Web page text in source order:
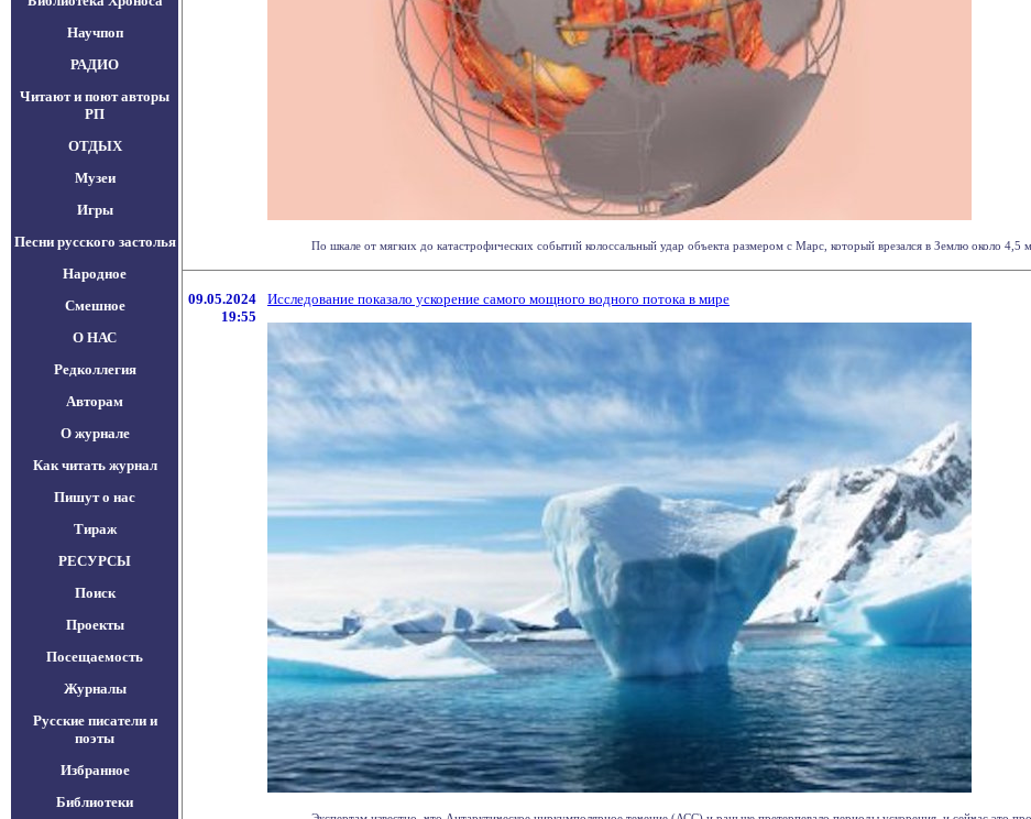
Научпоп
РАДИО
Читают и поют авторы
РП
ОТДЫХ
Музеи
Игры
Песни русского застолья
Народное
Смешное
О НАС
Редколлегия
Авторам
О журнале
Как читать журнал
Пишут о нас
Тираж
РЕСУРСЫ
Поиск
Проекты
Посещаемость
Журналы
Русские писатели и
поэты
Избранное
Библиотеки
По шкале от мягких до катастрофических событий колоссальный удар объекта размером с Марс, который врезался в Землю около 4,5
09.05.2024
19:55
Исследование показало ускорение самого мощного водного потока в мире